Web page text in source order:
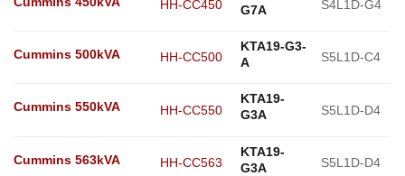
HH-CC450
G7A
S4L1D-G4
Cummins 500kVA HH-CC500
KTA19-G3-
A
S5L1D-C4
Cummins 550kVA HH-CC550
KTA19-
G3A
S5L1D-D4
Cummins 563kVA HH-CC563
KTA19-
G3A
S5L1D-D4